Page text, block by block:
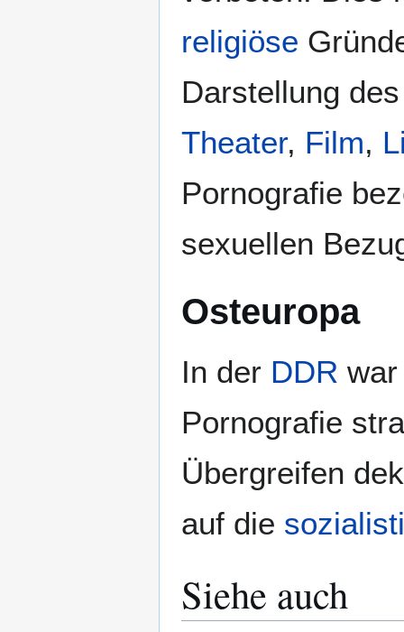
religiöse
Darstellung
Theater, Film,
Pornografie
sexuellen
Osteuropa
In der DDR
Pornografie
Übergreifen
auf die
Siehe auch